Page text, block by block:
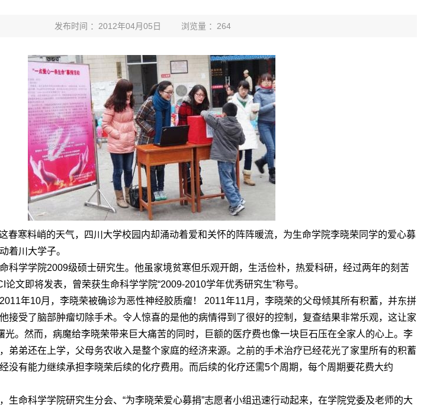
发布时间 ：2012年04月05日 浏览量 ：264
春寒料峭的天气，四川大学校园内却涌动着爱和关怀的阵阵暖流，为生命学院李晓荣同学的爱心募
着川大学子。
科学学院2009级硕士研究生。他虽家境贫寒但乐观开朗，生活俭朴，热爱科研，经过两年的刻苦
文即将发表，曾荣获生命科学学院“2009-2010学年优秀研究生”称号。
年10月，李晓荣被确诊为恶性神经胶质瘤！ 2011年11月，李晓荣的父母倾其所有积蓄，并东拼
接受了脑部肿瘤切除手术。令人惊喜的是他的病情得到了很好的控制，复查结果非常乐观，这让家
光。然而，病魔给李晓荣带来巨大痛苦的同时，巨额的医疗费也像一块巨石压在全家人的心上。李
弟弟还在上学，父母务农收入是整个家庭的经济来源。之前的手术治疗已经花光了家里所有的积蓄
没有能力继续承担李晓荣后续的化疗费用。而后续的化疗还需5个周期，每个周期要花费大约
生命科学学院研究生分会、“为李晓荣爱心募捐”志愿者小组迅速行动起来，在学院党委及老师的大